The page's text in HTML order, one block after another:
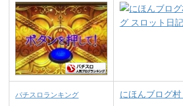
パチスロランキング にほんブログ